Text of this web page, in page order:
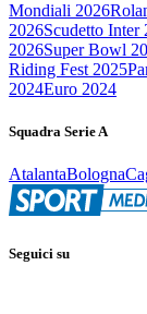
Mondiali 2026
2026Scudetto Inter
2026Super Bowl
Riding Fest 2025
2024Euro 2024
Squadra Serie A
AtalantaBologna
Seguici su